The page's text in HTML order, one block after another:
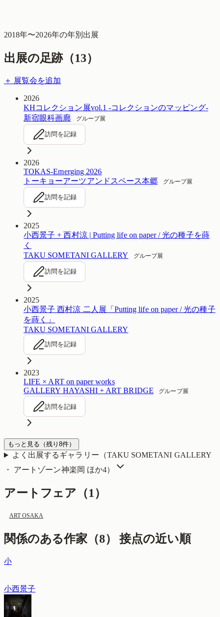
2018年〜2026年の年別出展
出展の足跡（13）
＋ 展覧会を追加
2026
KHコレクション展vol.1 -コレクションのマッピング-
新宿眼科画廊
グループ展
訪問を記録
2026
TOKAS-Emerging 2026
トーキョーアーツアンドスペース本郷
グループ展
訪問を記録
2025
小西景子 + 西村涼 | Putting life on paper / 光の種子を蒔
く
TAKU SOMETANI GALLERY
グループ展
訪問を記録
2025
小西景子 西村涼 二人展「Putting life on paper / 光の種子
を蒔く」
TAKU SOMETANI GALLERY
訪問を記録
2023
LIFE × ART on paper works
GALLERY HAYASHI + ART BRIDGE
グループ展
訪問を記録
もっと見る （残り 8件）
よく出展するギャラリー（TAKU SOMETANI GALLERY
・ アートゾーン神楽岡 ほか4）
アートフェア（1）
ART OSAKA
関係のある作家（8） 接点の近い順
小
小西景子